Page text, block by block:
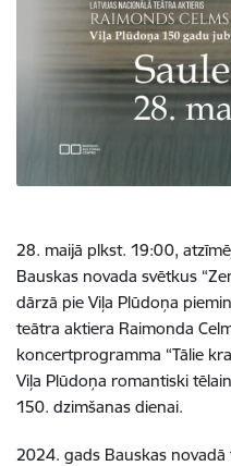
28. maijā plkst. 19:00,
Bauskas novada svētkus
dārzā pie Viļa Plūdoņa
teātra aktiera Raimonda
koncertprogramma “Tālie
Viļa Plūdoņa romantiski
150. dzimšanas dienai.
2024. gads Bauskas novadā